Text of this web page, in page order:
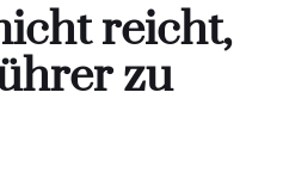
reicht,
zu